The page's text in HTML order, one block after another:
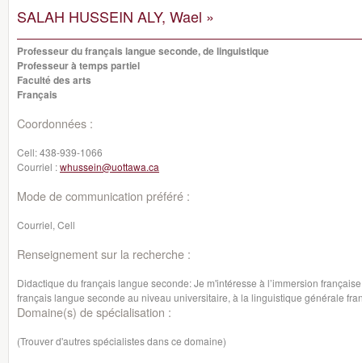
SALAH HUSSEIN ALY, Wael »
Professeur du français langue seconde, de linguistique
Professeur à temps partiel
Faculté des arts
Français
Coordonnées :
Cell:438-939-1066
Courriel :whussein@uottawa.ca
Mode de communication préféré :
Courriel, Cell
Renseignement sur la recherche :
Didactique du français langue seconde: Je m'intéresse à l’immersion
français langue seconde au niveau universitaire, à la linguistique générale
Domaine(s) de spécialisation :
(Trouver d'autres spécialistes dans ce domaine)